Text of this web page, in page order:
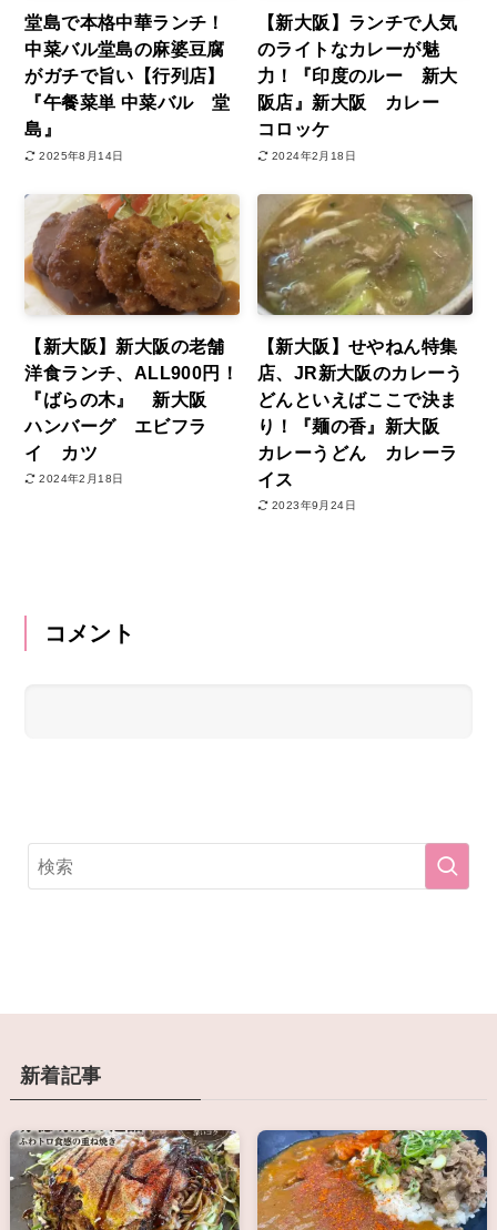
堂島で本格中華ランチ！
中菜バル堂島の麻婆豆腐
がガチで旨い【行列店】
『午餐菜単 中菜バル 堂
島』
2025年8月14日
【新大阪】ランチで人気
のライトなカレーが魅
力！『印度のルー 新大
阪店』新大阪 カレー
コロッケ
2024年2月18日
【新大阪】新大阪の老舗
洋食ランチ、ALL900円！
『ばらの木』 新大阪
ハンバーグ エビフラ
イ カツ
2024年2月18日
【新大阪】せやねん特集
店、JR新大阪のカレーう
どんといえばここで決ま
り！『麺の香』新大阪
カレーうどん カレーラ
イス
2023年9月24日
コメント
新着記事